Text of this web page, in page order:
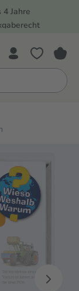
Jahre